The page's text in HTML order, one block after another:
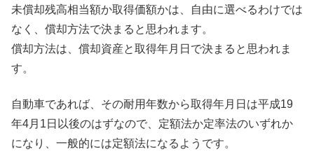
未償却残高相当額か取得価額かは、自由に選べるわけでは
なく、償却方法で決まると思われます。
償却方法は、償却資産と取得年月日で決まると思われま
す。
自動車であれば、その耐用年数から取得年月日は平成19
年4月1日以後のはずなので、定額法か定率法のいずれか
になり、一般的には定額法になるようです。